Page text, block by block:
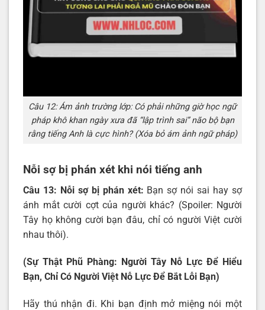
Câu 12: Ám ảnh trường lớp: Có phải những giờ học ngữ
pháp khô khan ngày xưa đã “lập trình sai” não bộ bạn
rằng tiếng Anh là cực hình? (Xóa bỏ ám ảnh ngữ pháp)
Nỗi sợ bị phán xét khi nói tiếng anh
Câu 13: Nỗi sợ bị phán xét: Bạn sợ nói sai hay sợ
ánh mắt cười cợt của người khác? (Spoiler: Người
Tây họ không cười bạn đâu, chỉ có người Việt cười
nhau thôi).
(Sự Thật Phũ Phàng: Người Tây Nỗ Lực Để Hiểu
Bạn, Chỉ Có Người Việt Nỗ Lực Để Bắt Lỗi Bạn)
Hãy thú nhận đi. Khi bạn định mở miệng nói một